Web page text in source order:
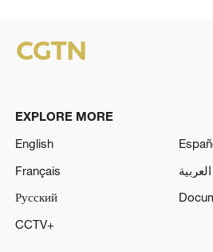
EXPLORE MORE
English
Français
العربية
Русский
CCTV+